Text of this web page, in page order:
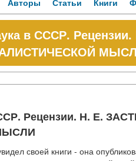
Авторы Статьи Книги
в СССР.
Рецензии. Н. Е.
своей книги - она